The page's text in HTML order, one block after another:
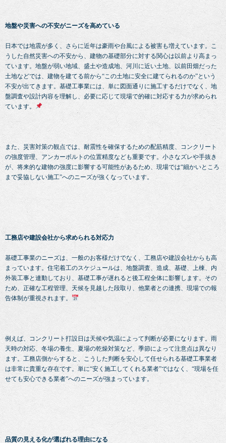
地盤や災害への不安がニーズを高めている
日本では地震が多く、さらに近年は豪雨や台風による被害も増えています。こ
うした自然災害への不安から、建物の基礎部分に対する関心は以前より高まっ
ています。地盤が弱い地域、盛土や造成地、河川に近い土地、以前田畑だった
土地などでは、建物を建てる前から“この土地に安全に建てられるのか”という
不安が出てきます。基礎工事業には、単に図面通りに施工するだけでなく、地
盤調査や設計内容を理解し、必要に応じて現場で的確に対応する力が求められ
ています。
また、災害対策の観点では、耐震性を確保するための配筋精度、コンクリート
の強度管理、アンカーボルトの位置精度なども重要です。小さなズレや手抜き
が、将来的な建物の強度に影響する可能性があるため、現場では“細かいところ
まで妥協しない施工”へのニーズが強くなっています。
工務店や建設会社から求められる対応力
基礎工事業のニーズは、一般のお客様だけでなく、工務店や建設会社からも高
まっています。住宅着工のスケジュールは、地盤調査、造成、基礎、上棟、内
外装工事と連動しており、基礎工事が遅れると後工程全体に影響します。その
ため、正確な工程管理、天候を見越した段取り、他業者との連携、現場での報
告体制が重視されます。
例えば、コンクリート打設日は天候や気温によって判断が必要になります。雨
天時の対応、冬場の養生、夏場の乾燥対策など、季節によって注意点は異なり
ます。工務店側からすると、こうした判断を安心して任せられる基礎工事業者
は非常に貴重な存在です。単に“安く施工してくれる業者”ではなく、“現場を任
せても安心できる業者”へのニーズが強まっています。
品質の見える化が選ばれる理由になる